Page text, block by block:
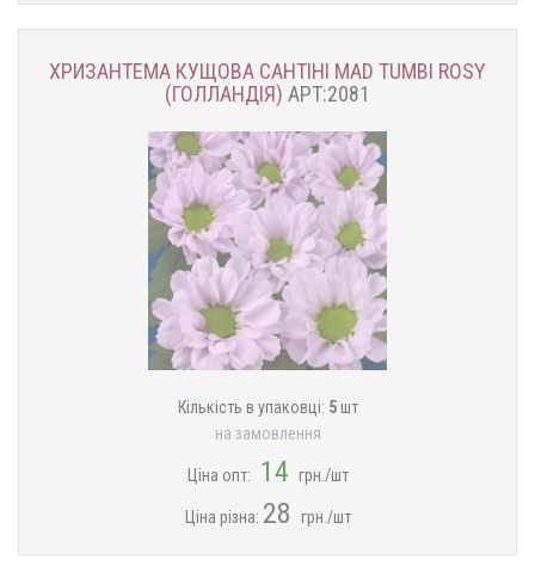
ХРИЗАНТЕМА КУЩОВА САНТІНІ MAD TUMBI ROSY
(ГОЛЛАНДІЯ) АРТ:2081
Кількість в упаковці: 5шт
на замовлення
Ціна опт: 14 грн./шт
Ціна різна: 28 грн./шт